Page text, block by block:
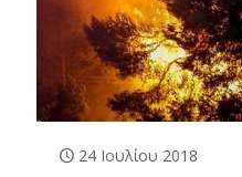
24 Ιουλίου 2018